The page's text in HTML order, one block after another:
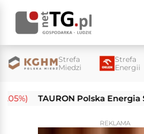
Strefa
Miedzi
Strefa
Energii
TAURON Polska Energia S.A.
REKLAMA